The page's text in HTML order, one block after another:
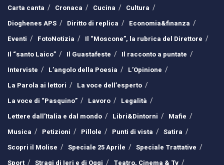
Carta canta
Cronaca Cucina
Cultura
Dioghenes APS
Diritto di replica
Economia&finanza
Eventi
FotoNotizia
Il “Moscone”, la rubrica del Direttore
Il “santo Laico”
Il Guastafeste
Il racconto a puntate
Interviste
L’angolo della Poesia
L’Opinione
La Parola ai lettori
La voce dell’esperto
La voce di “Pasquino”
Lavoro
Legalità
Lettere dall’Italia e dal mondo
Libri&Dintorni
Mafie
Musica
Petizioni Pillole Punti di vista
Satira
Scopri il Molise
Speciale 25 Aprile
Speciale Trattative
Sport
Stragi di Ieri e di Oggi Teatro, Cinema & Tv